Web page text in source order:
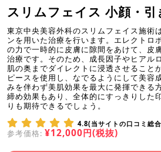
スリムフェイス 小顔・引
東京中央美容外科のスリムフェイス施術
ンを用いた治療を行います。エレクトロ
の力で一時的に皮膚に隙間をあけて、皮
治療です。そのため、成長因子やヒアル
肌の奥までダイレクトに浸透させること
ピースを使用し、なでるようにして美容
みを伴わず美肌効果を最大に発揮できる
締め効果もあり、全体的にすっきりした
りも期待できるでしょう。
4.8(当サイトの口コミ総
参考価格: ¥12,000円(税抜)